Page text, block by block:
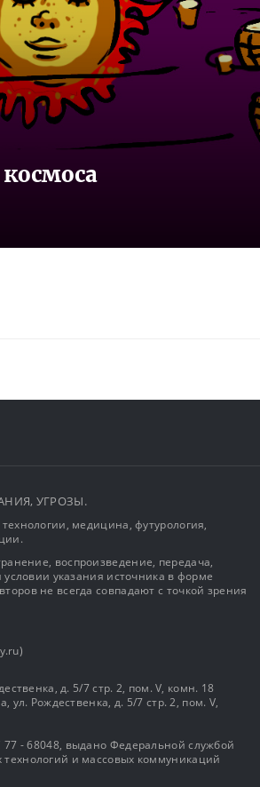
УГРОЗЫ.
медицина, футурология,
воспроизведение, передача,
условии указания источника в форме
не всегда совпадают с точкой зрения
д. 5/7 стр. 2, пом. V, комн. 18
ул. Рождественка, д. 5/7 стр. 2, пом. V,
- 68048, выдано Федеральной службой
и массовых коммуникаций